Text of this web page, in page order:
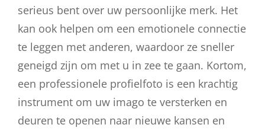
serieus bent over uw persoonlijke merk. Het
kan ook helpen om een emotionele connectie
te leggen met anderen, waardoor ze sneller
geneigd zijn om met u in zee te gaan. Kortom,
een professionele profielfoto is een krachtig
instrument om uw imago te versterken en
deuren te openen naar nieuwe kansen en